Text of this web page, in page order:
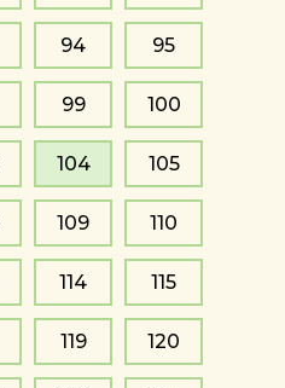
94 95
99 100
104 105
109 110
114 115
119 120